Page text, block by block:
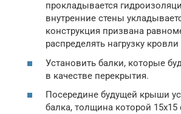
прокладывается
внутренние стены
конструкция призвана
распределять нагрузку
Установить балки, которые
в качестве перекрытия.
Посередине будущей крыши
балка, толщина которой